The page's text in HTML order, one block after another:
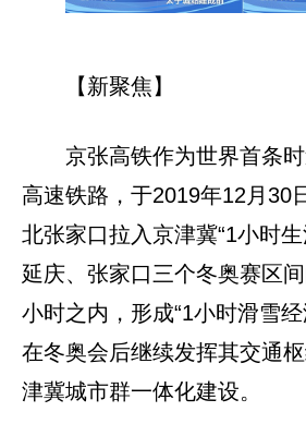
【新聚焦】
京张高铁作为世界首条
高速铁路，于2019年12月30
北张家口拉入京津冀“1小时生
延庆、张家口三个冬奥赛区
小时之内，形成“1小时滑雪
在冬奥会后继续发挥其交通
津冀城市群一体化建设。